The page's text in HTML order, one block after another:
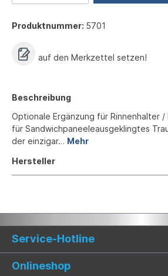
Produktnummer: 5701
auf den Merkzettel setzen!
Beschreibung
Optionale Ergänzung für Rinnenhalter /
für Sandwichpaneeleausgeklingtes
der einzigar… Mehr
Hersteller
Service-Hotline
Onlineshop